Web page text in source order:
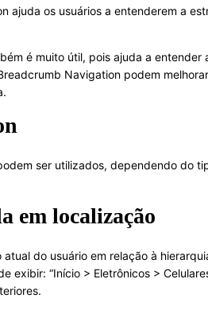
ajuda os usuários a entenderem a
é muito útil, pois ajuda a
Navigation podem
ser utilizados, dependendo do
em localização
do usuário em relação à
“Início > Eletrônicos >